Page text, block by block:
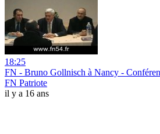
18:25
FN - Bruno Gollnisch à Nancy -
FN Patriote
il y a 16 ans